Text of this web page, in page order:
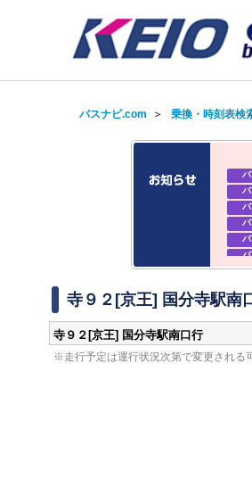
バスナビ.com ＞ 乗換・時刻表検
寺９２[京王] 国分寺駅南
寺９２[京王] 国分寺駅南口行
※走行予定は運行状況次第で変更される